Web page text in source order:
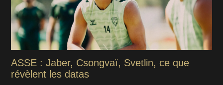
ASSE : Jaber, Csongvaï, Svetlin, ce que
révèlent les datas